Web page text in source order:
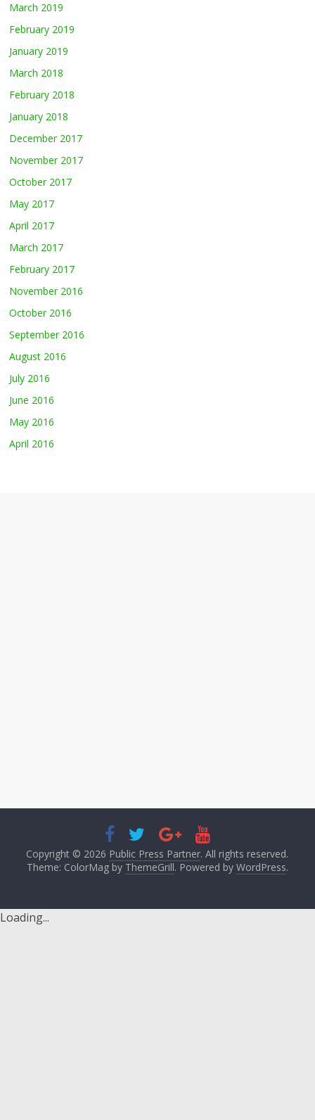
March 2019
February 2019
January 2019
March 2018
February 2018
January 2018
December 2017
November 2017
October 2017
May 2017
April 2017
March 2017
February 2017
November 2016
October 2016
September 2016
August 2016
July 2016
June 2016
May 2016
April 2016
Copyright © 2026 Public Press Partner. All rights reserved.
Theme: ColorMag by ThemeGrill. Powered by WordPress.
Loading...